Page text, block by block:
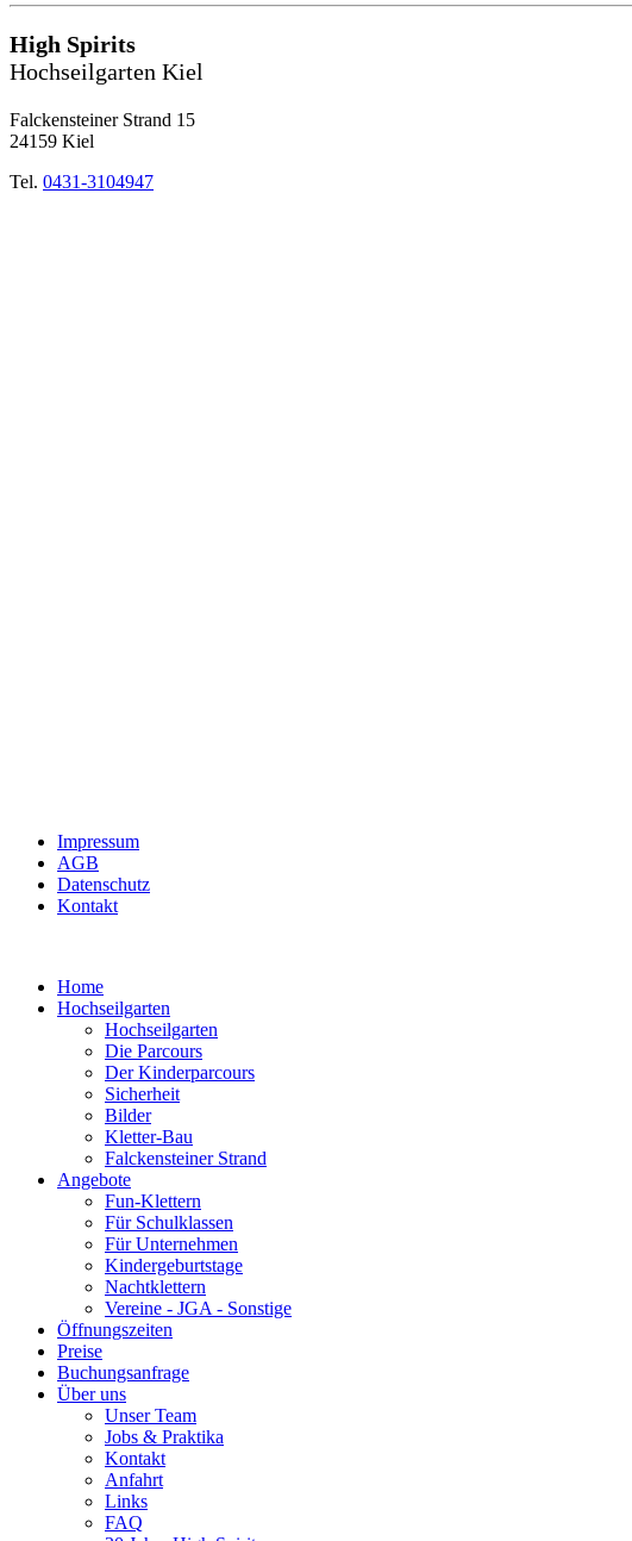
High Spirits
Hochseilgarten Kiel
Falckensteiner Strand 15
24159 Kiel
Tel. 0431-3104947
Impressum
AGB
Datenschutz
Kontakt
Home
Hochseilgarten
Hochseilgarten
Die Parcours
Der Kinderparcours
Sicherheit
Bilder
Kletter-Bau
Falckensteiner Strand
Angebote
Fun-Klettern
Für Schulklassen
Für Unternehmen
Kindergeburtstage
Nachtklettern
Vereine - JGA - Sonstige
Öffnungszeiten
Preise
Buchungsanfrage
Über uns
Unser Team
Jobs & Praktika
Kontakt
Anfahrt
Links
FAQ